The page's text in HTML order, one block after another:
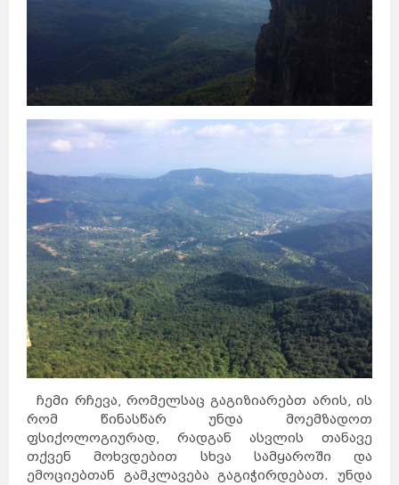
ჩემი რჩევა, რომელსაც გაგიზიარებთ არის, ის
რომ წინასწარ უნდა მოემზადოთ
ფსიქოლოგიურად, რადგან ასვლის თანავე
თქვენ მოხვდებით სხვა სამყაროში და
ემოციებთან გამკლავება გაგიჭირდებათ. უნდა